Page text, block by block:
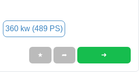
360 kw (489 PS)
★ ➦ ➜